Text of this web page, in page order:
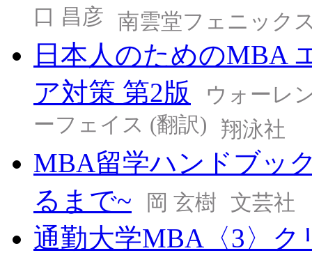
口 昌彦 南雲堂フェニック
日本人のためのMBA
ア対策 第2版
ウォーレ
ーフェイス (翻訳) 翔泳社
MBA留学ハンドブッ
るまで~
岡 玄樹 文芸社
通勤大学MBA〈3〉